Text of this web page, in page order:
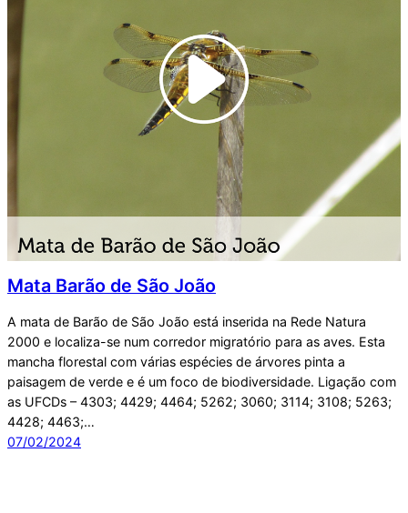
Mata Barão de São João
A mata de Barão de São João está inserida na Rede Natura
2000 e localiza-se num corredor migratório para as aves. Esta
mancha florestal com várias espécies de árvores pinta a
paisagem de verde e é um foco de biodiversidade. Ligação com
as UFCDs – 4303; 4429; 4464; 5262; 3060; 3114; 3108; 5263;
4428; 4463;…
07/02/2024